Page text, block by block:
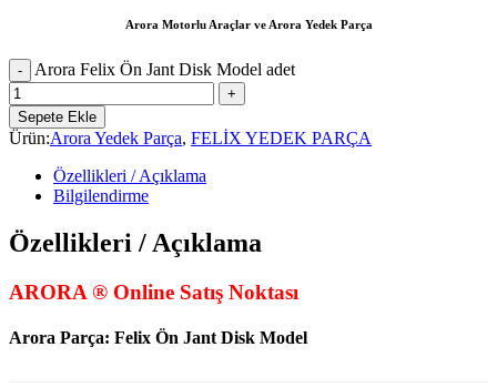
Arora Motorlu Araçlar ve Arora Yedek Parça
Arora Felix Ön Jant Disk Model adet
Sepete Ekle
Ürün:Arora Yedek Parça, FELİX YEDEK PARÇA
Özellikleri / Açıklama
Bilgilendirme
Özellikleri / Açıklama
ARORA ® Online Satış Noktası
Arora Parça: Felix Ön Jant Disk Model